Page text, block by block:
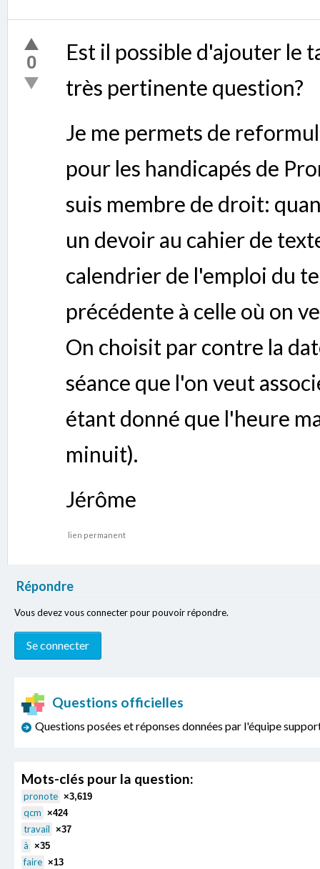
0
Est il possible d'ajouter le
très pertinente question?
Je me permets de
pour les handicapés de
suis membre de droit:
un devoir au cahier de
calendrier de l'emploi du
précédente à celle où on
On choisit par contre la
séance que l'on veut
étant donné que l'heure
minuit).
Jérôme
lien permanent
Répondre
Vous devez vous connecter pour pouvoir répondre.
Questions officielles
Questions posées et réponses données par l'équipe
Mots-clés pour la question:
pronote ×3,619
qcm ×424
travail ×37
à ×35
faire ×13